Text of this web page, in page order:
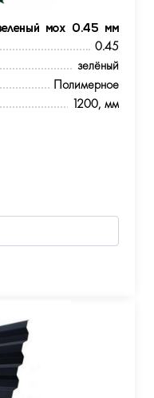
мох 0.45 мм
0.45
зелёный
Полимерное
1200, мм